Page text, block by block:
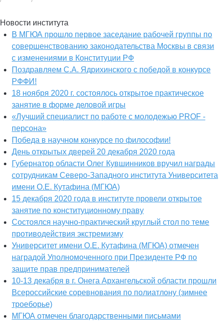
Новости института
В МГЮА прошло первое заседание рабочей группы по
совершенствованию законодательства Москвы в связи
с изменениями в Конституции РФ
Поздравляем С.А. Ядрихинского с победой в конкурсе
РФФИ!
18 ноября 2020 г. состоялось открытое практическое
занятие в форме деловой игры
«Лучший специалист по работе с молодежью PROF -
персона»
Победа в научном конкурсе по философии!
День открытых дверей 20 декабря 2020 года
Губернатор области Олег Кувшинников вручил награды
сотрудникам Северо-Западного института Университета
имени О.Е. Кутафина (МГЮА)
15 декабря 2020 года в институте провели открытое
занятие по конституционному праву
Состоялся научно-практический круглый стол по теме
противодействия экстремизму
Университет имени О.Е. Кутафина (МГЮА) отмечен
наградой Уполномоченного при Президенте РФ по
защите прав предпринимателей
10-13 декабря в г. Онега Архангельской области прошли
Всероссийские соревнования по полиатлону (зимнее
троеборье)
МГЮА отмечен благодарственными письмами